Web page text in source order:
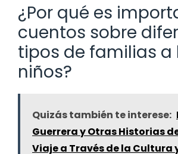
¿Por qué es
cuentos sobre
tipos de familias a
niños?
Quizás también te interese:
Guerrera y Otras Historias
Viaje a Través de la Cultura